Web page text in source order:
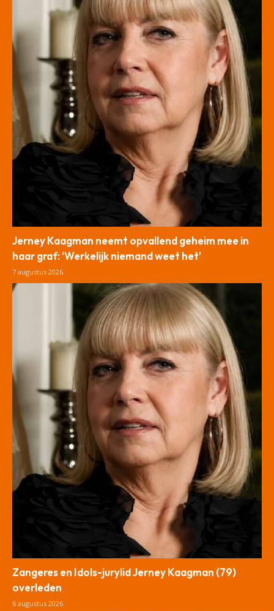
Jerney Kaagman neemt opvallend geheim mee in
haar graf: ‘Werkelijk niemand weet het’
7 augustus 2026
Zangeres en Idols-jurylid Jerney Kaagman (79)
overleden
6 augustus 2026